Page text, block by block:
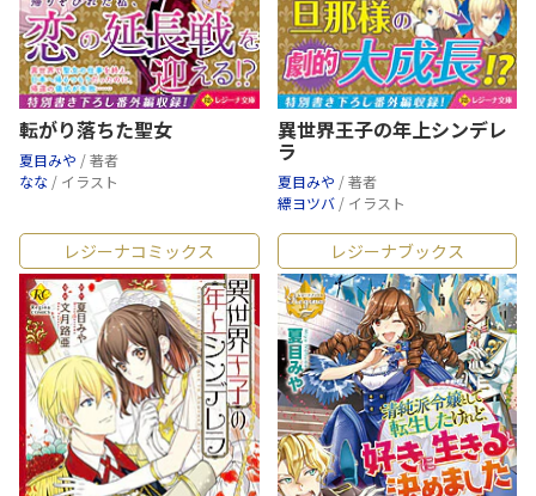
転がり落ちた聖女
夏目みや / 著者
なな / イラスト
異世界王子の年上シンデレ
ラ
夏目みや / 著者
縹ヨツバ / イラスト
レジーナコミックス レジーナブックス